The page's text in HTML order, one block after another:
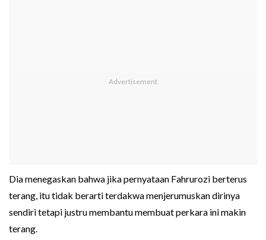
Dia menegaskan bahwa jika pernyataan Fahrurozi berterus
terang, itu tidak berarti terdakwa menjerumuskan dirinya
sendiri tetapi justru membantu membuat perkara ini makin
terang.